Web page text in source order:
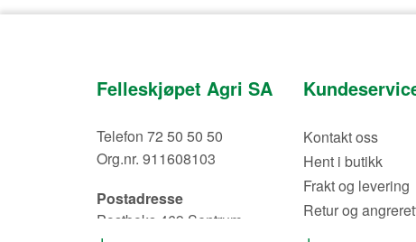
Felleskjøpet Agri SA
Telefon 72 50 50 50
Org.nr. 911608103
Postadresse
Postboks 469 Sentrum
Kontakt oss
Hent i butikk
Frakt og levering
Retur og
Nyhetsbrev